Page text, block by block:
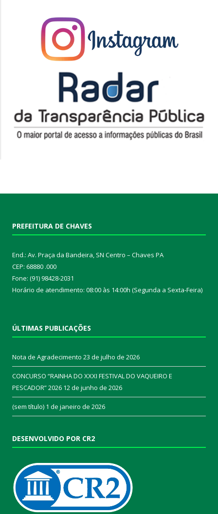
PREFEITURA DE CHAVES
End.: Av. Praça da Bandeira, SN Centro – Chaves PA
CEP: 68880 .000
Fone: (91) 98428-2031
Horário de atendimento: 08:00 às 14:00h (Segunda a Sexta-Feira)
ÚLTIMAS PUBLICAÇÕES
Nota de Agradecimento 23 de julho de 2026
CONCURSO “RAINHA DO XXXI FESTIVAL DO VAQUEIRO E
PESCADOR” 2026 12 de junho de 2026
(sem título) 1 de janeiro de 2026
DESENVOLVIDO POR CR2